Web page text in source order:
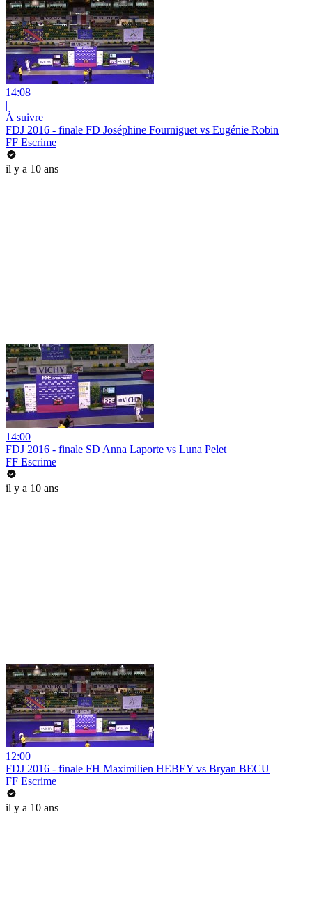
14:08
|
À suivre
FDJ 2016 - finale FD Joséphine Fourniguet vs Eugénie Robin
FF Escrime
il y a 10 ans
14:00
FDJ 2016 - finale SD Anna Laporte vs Luna Pelet
FF Escrime
il y a 10 ans
12:00
FDJ 2016 - finale FH Maximilien HEBEY vs Bryan BECU
FF Escrime
il y a 10 ans